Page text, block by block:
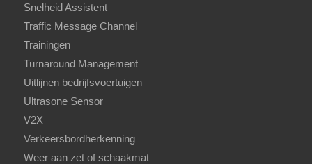
Snelheid Assistent
Traffic Message Channel
Trainingen
Turnaround Management
Uitlijnen bedrijfsvoertuigen
Ultrasone Sensor
V2X
Verkeersbordherkenning
Weer aan zet of schaakmat